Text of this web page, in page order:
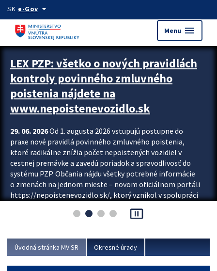
Preskocit na hlavný obsah
SK e-Govarrow_drop_down
Menu menu
Zastavit automatický posun upútavok
LEX PZP: všetko o nových pravidlách
kontroly povinného zmluvného
poistenia nájdete na
www.nepoistenevozidlo.sk
29. 06. 2026Od 1. augusta 2026 vstupujú postupne do
praxe nové pravidlá povinného zmluvného poistenia,
ktoré radikálne znížia počet nepoistených vozidiel v
cestnej premávke a zavedú poriadok a spravodlivosť do
systému PZP. Občania nájdu všetky potrebné informácie
o zmenách na jednom mieste – novom oficiálnom portáli
https://nepoistenevozidlo.sk/, ktorý vznikol v spolupráci
asociácie poisťovní (SLASPO) a Ministerstva vnútra SR.
Viac
pause_presentation
Úvodná stránka MV SR Okresné úrady